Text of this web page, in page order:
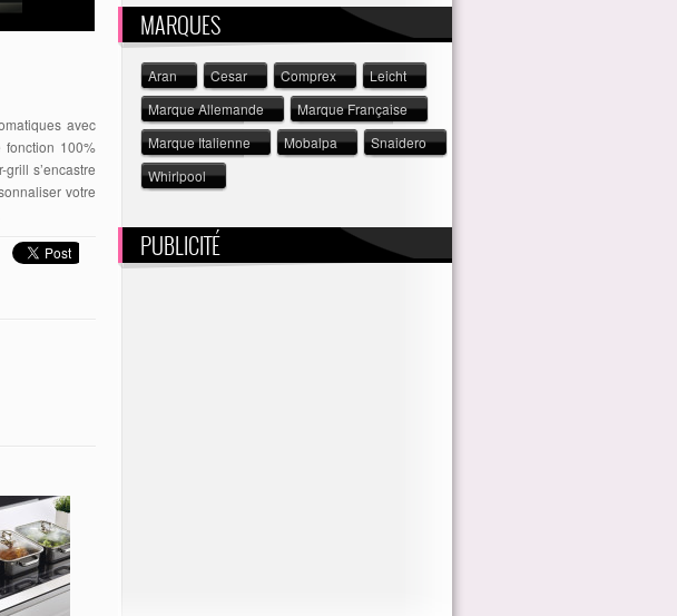
avec
100%
s’encastre
votre
MARQUES
Aran Cesar Comprex
Leicht
Marque Allemande
Marque Française
Marque Italienne
Mobalpa
Snaidero
Whirlpool
PUBLICITÉ